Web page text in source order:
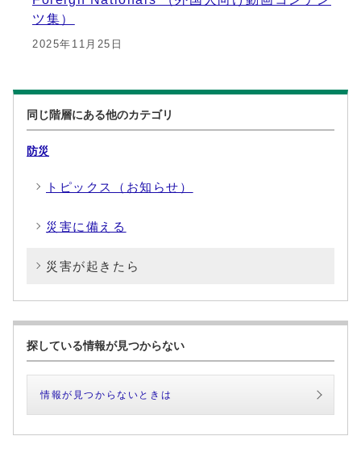
ツ集）
2025年11月25日
同じ階層にある他のカテゴリ
防災
トピックス（お知らせ）
災害に備える
災害が起きたら
探している情報が見つからない
情報が見つからないときは